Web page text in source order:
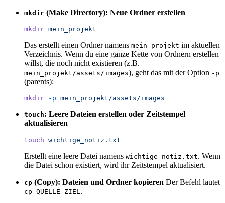
mkdir (Make Directory): Neue Ordner erstellen
mkdir mein_projekt
Das erstellt einen Ordner namens mein_projekt im aktuellen
Verzeichnis. Wenn du eine ganze Kette von Ordnern erstellen
willst, die noch nicht existieren (z.B.
mein_projekt/assets/images), geht das mit der Option -p
(parents):
mkdir -p mein_projekt/assets/images
touch: Leere Dateien erstellen oder Zeitstempel
aktualisieren
touch wichtige_notiz.txt
Erstellt eine leere Datei namens wichtige_notiz.txt. Wenn
die Datei schon existiert, wird ihr Zeitstempel aktualisiert.
cp (Copy): Dateien und Ordner kopieren Der Befehl lautet
cp QUELLE ZIEL .